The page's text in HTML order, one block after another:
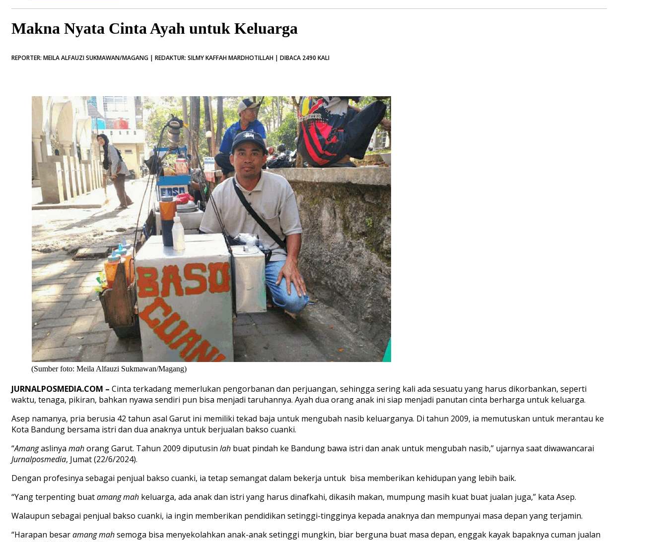
Makna Nyata Cinta Ayah untuk Keluarga
REPORTER: MEILA ALFAUZI SUKMAWAN/MAGANG | REDAKTUR: SILMY KAFFAH MARDHOTILLAH | DIBACA 2490 KALI
(Sumber foto: Meila Alfauzi Sukmawan/Magang)
JURNALPOSMEDIA.COM – Cinta terkadang memerlukan pengorbanan dan perjuangan, sehingga sering kali ada sesuatu yang harus dikorbankan, seperti
waktu, tenaga, pikiran, bahkan nyawa sendiri pun bisa menjadi taruhannya. Ayah dua orang anak ini siap menjadi panutan cinta berharga untuk keluarga.
Asep namanya, pria berusia 42 tahun asal Garut ini memiliki tekad baja untuk mengubah nasib keluarganya. Di tahun 2009, ia memutuskan untuk merantau ke
Kota Bandung bersama istri dan dua anaknya untuk berjualan bakso cuanki.
“Amangaslinya mahorang Garut. Tahun 2009 diputusin lah buat pindah ke Bandung bawa istri dan anak untuk mengubah nasib,” ujarnya saat diwawancarai
Jurnalposmedia, Jumat (22/6/2024).
Dengan profesinya sebagai penjual bakso cuanki, ia tetap semangat dalam bekerja untuk bisa memberikan kehidupan yang lebih baik.
“Yang terpenting buatamangmah keluarga, ada anak dan istri yang harus dinafkahi, dikasih makan, mumpung masih kuat buat jualan juga,” kata Asep.
Walaupun sebagai penjual bakso cuanki, ia ingin memberikan pendidikan setinggi-tingginya kepada anaknya dan mempunyai masa depan yang terjamin.
“Harapan besaramangmahsemoga bisa menyekolahkan anak-anak setinggi mungkin, biar berguna buat masa depan, enggak kayak bapaknya cuman jualan